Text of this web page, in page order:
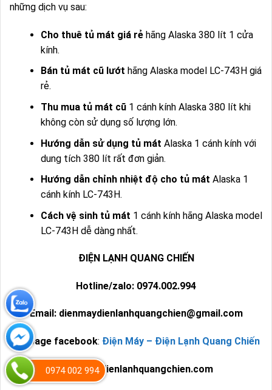
những dịch vụ sau:
Cho thuê tủ mát giá rẻhãng Alaska 380 lít 1 cửa
kính.
Bán tủ mát cũ lướt hãng Alaska model LC-743H giá
rẻ.
Thu mua tủ mát cũ1 cánh kính Alaska 380 lít khi
không còn sử dụng số lượng lớn.
Hướng dẫn sử dụng tủ mát Alaska 1 cánh kính với
dung tích 380 lít rất đơn giản.
Hướng dẫn chỉnh nhiệt độ cho tủ mát Alaska 1
cánh kính LC-743H.
Cách vệ sinh tủ mát 1 cánh kính hãng Alaska model
LC-743H dễ dàng nhất.
ĐIỆN LẠNH QUANG CHIẾN
Hotline/zalo: 0974.002.994
Email: dienmaydienlanhquangchien@gmail.com
Fanpage facebook: Điện Máy – Điện Lạnh Quang Chiến
Website: dienlanhquangchien.com
0974 002 994